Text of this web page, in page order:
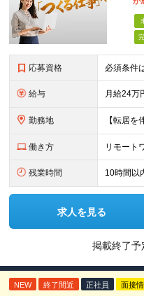
応募資格
給与
勤務地
働き方 リモート
残業時間 10時間以
求人を見る
掲載終了予
NEW 終了間近 正社員 面接